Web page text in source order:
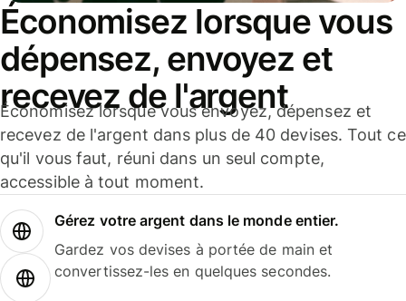
Économisez lorsque vous
dépensez, envoyez et
recevez de l'argent
Économisez lorsque vous envoyez, dépensez et
recevez de l'argent dans plus de 40 devises. Tout ce
qu'il vous faut, réuni dans un seul compte,
accessible à tout moment.
Gérez votre argent dans le monde entier.
Gardez vos devises à portée de main et
convertissez-les en quelques secondes.